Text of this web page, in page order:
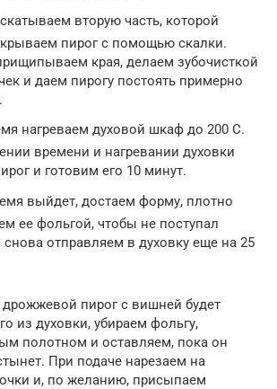
вторую часть, которой
пирог с помощью скалки.
края, делаем зубочисткой
и даем пирогу постоять примерно
нагреваем духовой шкаф до 200 С.
времени и нагревании духовки
и готовим его 10 минут.
выйдет, достаем форму, плотно
ее фольгой, чтобы не поступал
снова отправляем в духовку еще на 25
пирог с вишней будет
из духовки, убираем фольгу,
полотном и оставляем, пока он
При подаче нарезаем на
и, по желанию, присыпаем